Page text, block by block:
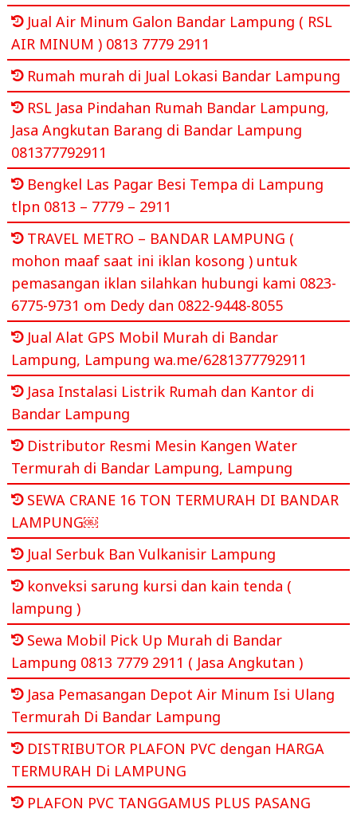
Jual Air Minum Galon Bandar Lampung ( RSL
AIR MINUM ) 0813 7779 2911
Rumah murah di Jual Lokasi Bandar Lampung
RSL Jasa Pindahan Rumah Bandar Lampung,
Jasa Angkutan Barang di Bandar Lampung
081377792911
Bengkel Las Pagar Besi Tempa di Lampung
tlpn 0813 – 7779 – 2911
TRAVEL METRO – BANDAR LAMPUNG (
mohon maaf saat ini iklan kosong ) untuk
pemasangan iklan silahkan hubungi kami 0823-
6775-9731 om Dedy dan 0822-9448-8055
Jual Alat GPS Mobil Murah di Bandar
Lampung, Lampung wa.me/6281377792911
Jasa Instalasi Listrik Rumah dan Kantor di
Bandar Lampung
Distributor Resmi Mesin Kangen Water
Termurah di Bandar Lampung, Lampung
SEWA CRANE 16 TON TERMURAH DI BANDAR
LAMPUNG￼
Jual Serbuk Ban Vulkanisir Lampung
konveksi sarung kursi dan kain tenda (
lampung )
Sewa Mobil Pick Up Murah di Bandar
Lampung 0813 7779 2911 ( Jasa Angkutan )
Jasa Pemasangan Depot Air Minum Isi Ulang
Termurah Di Bandar Lampung
DISTRIBUTOR PLAFON PVC dengan HARGA
TERMURAH Di LAMPUNG
PLAFON PVC TANGGAMUS PLUS PASANG